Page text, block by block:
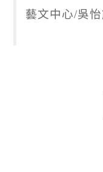
藝文中心/吳